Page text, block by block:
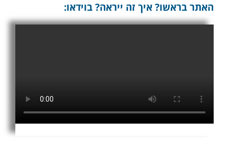
האתר בראשו? איך זה ייראה? בוידאו: